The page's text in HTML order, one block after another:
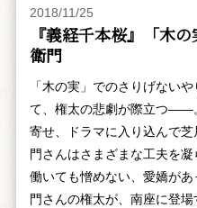
2018/11/25
『義経千本桜』「木
衛門
「木の実」でのさりげない
て、権太の悲劇が際立つ――
寄せ、ドラマに入り込んで
門さんはさまざまな工夫を
働いても憎めない、愛嬌が
門さんの権太が、南座に登